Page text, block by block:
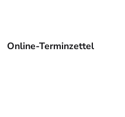
Online-Terminzettel